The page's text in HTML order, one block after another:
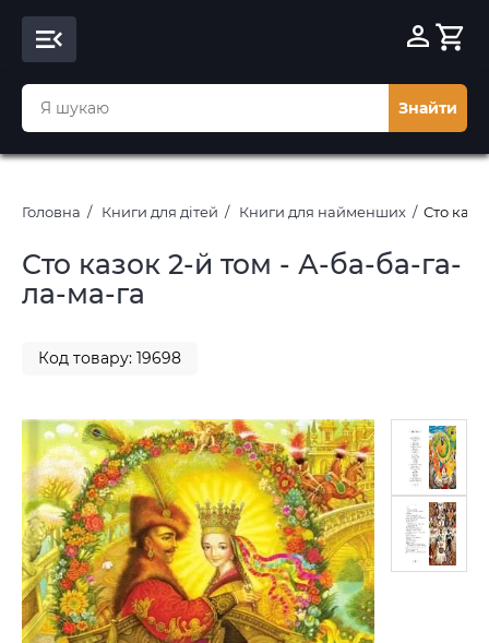
Знайти
Головна Книги для дітей Книги для найменших Сто
Сто казок 2-й том - А-ба-ба-га-
ла-ма-га
Код товару: 19698